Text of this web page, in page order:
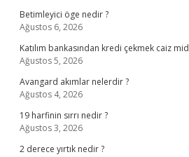
Betimleyici öge nedir ?
Ağustos 6, 2026
Katılım bankasından kredi çekmek caiz
Ağustos 5, 2026
Avangard akımlar nelerdir ?
Ağustos 4, 2026
19 harfinin sırrı nedir ?
Ağustos 3, 2026
2 derece yırtık nedir ?